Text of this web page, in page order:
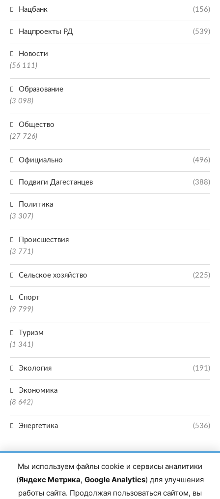
Нацбанк (156)
Нацпроекты РД (539)
Новости
(56 111)
Образование
(3 098)
Общество
(27 726)
Официально (496)
Подвиги Дагестанцев (388)
Политика
(3 307)
Происшествия
(3 771)
Сельское хозяйство (225)
Спорт
(9 799)
Туризм
(1 341)
Экология (191)
Экономика
(8 642)
Энергетика (536)
Главный редактор сетевого издания Магомаев Тимур Нухович. Контакты
Мы используем файлы cookie и сервисы аналитики
(Яндекс Метрика, Google Analytics) для улучшения
работы сайта. Продолжая пользоваться сайтом, вы